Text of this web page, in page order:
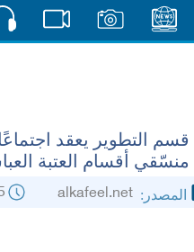
قسم التطوير يعقد
منسّقي أقسام العتبة
المصدر: